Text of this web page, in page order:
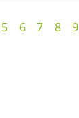
5 6 7 8 9